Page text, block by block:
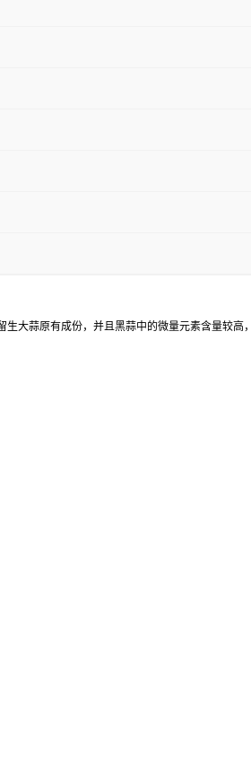
大蒜原有成份，并且黑蒜中的微量元素含量较高